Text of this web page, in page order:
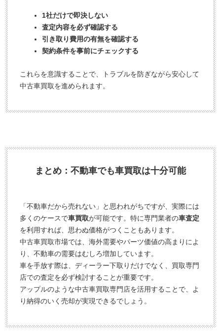
1社だけで即決しない
査定内容を必ず確認する
引き取り費用の有無を確認する
契約条件を事前にチェックする
これらを意識することで、トラブルを防ぎながら安心して
中古車買取を進められます。
まとめ：不動車でも車買取は十分可能
「不動車だから売れない」と思われがちですが、実際には
多くのケースで車買取が可能です。特に専門業者の車査定
を利用すれば、思わぬ価格がつくこともあります。
中古車買取市場では、海外需要やパーツ価値の高まりによ
り、不動車の需要はむしろ増加しています。
車を手放す際は、ディーラー下取りだけでなく、買取専門
店での査定を必ず検討することが重要です。
アップルのような中古車買取専門店を活用することで、よ
り納得のいく売却が実現できるでしょう。